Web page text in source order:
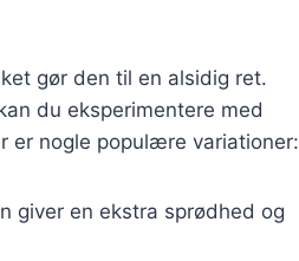
gør den til en alsidig ret.
du eksperimentere med
er nogle populære variationer:
giver en ekstra sprødhed og